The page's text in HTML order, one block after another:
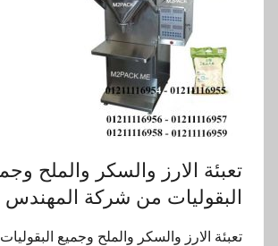
تعبئة الارز والسكر والملح
البقوليات من شركة
تعبئة الارز والسكر والملح وجميع